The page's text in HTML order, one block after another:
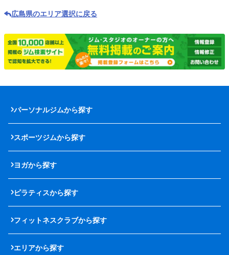
広島県のエリア選択に戻る
パーソナルジムから探す
スポーツジムから探す
ヨガから探す
ピラティスから探す
フィットネスクラブから探す
エリアから探す